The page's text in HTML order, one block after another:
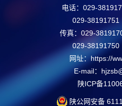
电话：029-
029-38191751
传真：029-
029-38191750
网址：https://
E-mail：
陕ICP备
陕公网安备